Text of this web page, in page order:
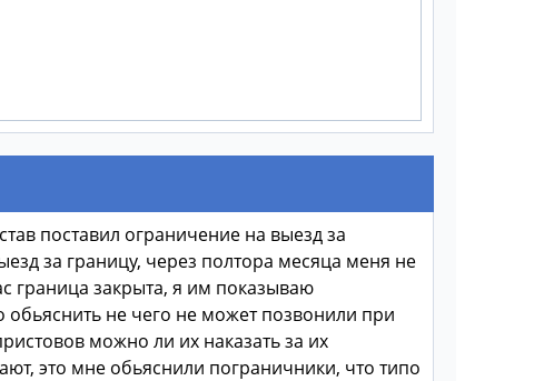
поставил ограничение на выезд за
за границу, через полтора месяца меня не
граница закрыта, я им показываю
не чего не может позвонили при
можно ли их наказать за их
это мне обьяснили пограничники, что типо